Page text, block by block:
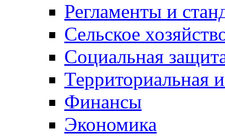
Регламенты и
Сельское
Социальная
Территориальная
Финансы
Экономика